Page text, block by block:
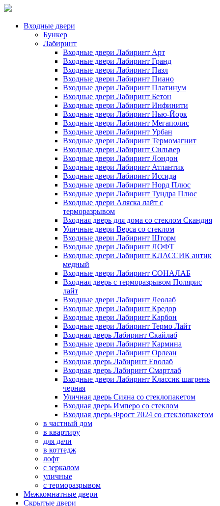
Входные двери
Бункер
Лабиринт
Входные двери Лабиринт Арт
Входные двери Лабиринт Гранд
Входные двери Лабиринт Пазл
Входные двери Лабиринт Пиано
Входные двери Лабиринт Платинум
Входные двери Лабиринт Бетон
Входные двери Лабиринт Инфинити
Входные двери Лабиринт Нью-Йорк
Входные двери Лабиринт Мегаполис
Входные двери Лабиринт Урбан
Входные двери Лабиринт Термомагнит
Входные двери Лабиринт Сильвер
Входные двери Лабиринт Лондон
Входные двери Лабиринт Атлантик
Входные двери Лабиринт Иссида
Входные двери Лабиринт Норд Плюс
Входные двери Лабиринт Тундра Плюс
Входные двери Аляска лайт с
терморазрывом
Входная дверь для дома со стеклом Скандия
Уличные двери Верса со стеклом
Входные двери Лабиринт Шторм
Входные двери Лабиринт ЛОФТ
Входные двери Лабиринт КЛАССИК антик
медный
Входные двери Лабиринт СОНАЛАБ
Входная дверь с терморазрывом Полярис
лайт
Входные двери Лабиринт Леолаб
Входные двери Лабиринт Кредор
Входные двери Лабиринт Карбон
Входные двери Лабиринт Термо Лайт
Входная дверь Лабиринт Скайлаб
Входные двери Лабиринт Кармина
Входные двери Лабиринт Орлеан
Входная дверь Лабиринт Еволаб
Входная дверь Лабиринт Смартлаб
Входные двери Лабиринт Классик шагрень
черная
Уличная дверь Сияна со стеклопакетом
Входная дверь Имперо со стеклом
Входная дверь Фрост 7024 со стеклопакетом
в частный дом
в квартиру
для дачи
в коттедж
лофт
с зеркалом
уличные
с терморазрывом
Межкомнатные двери
Скрытые двери